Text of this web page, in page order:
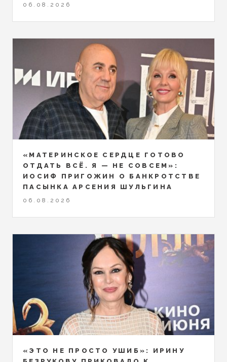
06.08.2026
«МАТЕРИНСКОЕ СЕРДЦЕ ГОТОВО
ОТДАТЬ ВСЁ. Я — НЕ СОВСЕМ»:
ИОСИФ ПРИГОЖИН О БАНКРОТСТВЕ
ПАСЫНКА АРСЕНИЯ ШУЛЬГИНА
06.08.2026
«ЭТО НЕ ПРОСТО УШИБ»: ИРИНУ